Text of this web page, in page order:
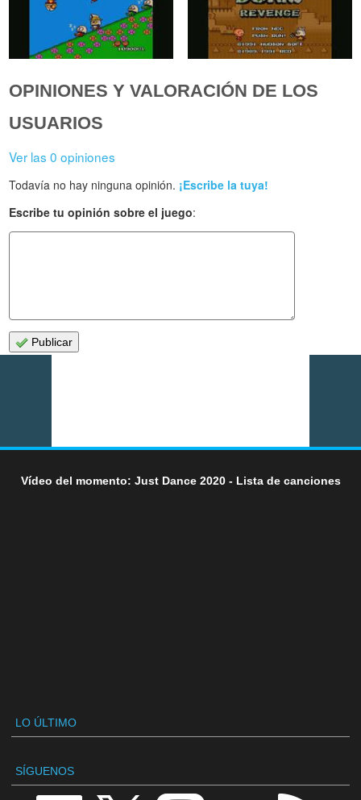
OPINIONES Y VALORACIÓN DE LOS
USUARIOS
Ver las 0 opiniones
Todavía no hay ninguna opinión. ¡Escribe la tuya!
Escribe tu opinión sobre el juego:
Publicar
Vídeo del momento: Just Dance 2020 - Lista de canciones
LO ÚLTIMO
SÍGUENOS